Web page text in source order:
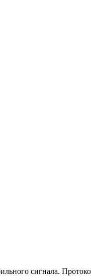
сигнала.